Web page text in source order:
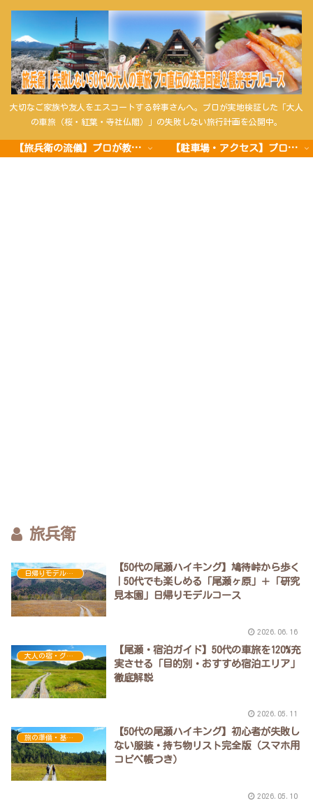
大切なご家族や友人をエスコートする幹事さんへ。プロが実地検証した「大人
の車旅（桜・紅葉・寺社仏閣）」の失敗しない旅行計画を公開中。
【旅兵衛の流儀】プロが教える車旅の極意 【駐車場・アクセス】プロの攻略法
旅兵衛
日帰りモデルコース
【50代の尾瀬ハイキング】鳩待峠から歩く
｜50代でも楽しめる「尾瀬ヶ原」＋「研究
見本園」日帰りモデルコース
2026.06.16
大人の宿・グルメ・ご当地土産
【尾瀬・宿泊ガイド】50代の車旅を120%充
実させる「目的別・おすすめ宿泊エリア」
徹底解説
2026.05.11
旅の準備・基礎講座
【50代の尾瀬ハイキング】初心者が失敗し
ない服装・持ち物リスト完全版（スマホ用
コピペ帳つき）
2026.05.10